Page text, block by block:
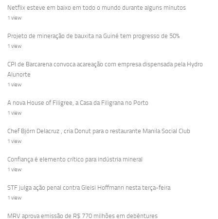
Netflix esteve em baixo em todo o mundo durante alguns minutos
1 view
Projeto de mineração de bauxita na Guiné tem progresso de 50%
1 view
CPI de Barcarena convoca acareação com empresa dispensada pela Hydro
Alunorte
1 view
A nova House of Filigree, a Casa da Filigrana no Porto
1 view
Chef Björn Delacruz , cria Donut para o restaurante Manila Social Club
1 view
Confiança é elemento crítico para indústria mineral
1 view
STF julga ação penal contra Gleisi Hoffmann nesta terça-feira
1 view
MRV aprova emissão de R$ 770 milhões em debêntures